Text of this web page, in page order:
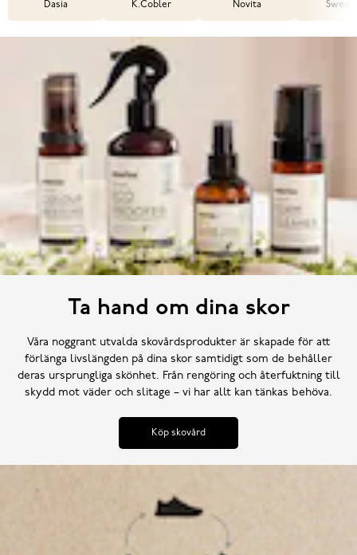
Dasia K.Cobler Novita
Ta hand om dina skor
Våra noggrant utvalda skovårdsprodukter är skapade för att
förlänga livslängden på dina skor samtidigt som de behåller
deras ursprungliga skönhet. Från rengöring och återfuktning till
skydd mot väder och slitage – vi har allt kan tänkas behöva.
Köp skovård